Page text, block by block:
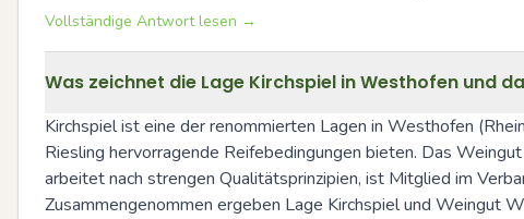
Vollständige Antwort lesen →
Was zeichnet die Lage Kirchspiel in Westhofen und
Kirchspiel ist eine der renommierten Lagen in Westhofen
Riesling hervorragende Reifebedingungen bieten. Das
arbeitet nach strengen Qualitätsprinzipien, ist Mitglied im
Zusammengenommen ergeben Lage Kirchspiel und Weingut